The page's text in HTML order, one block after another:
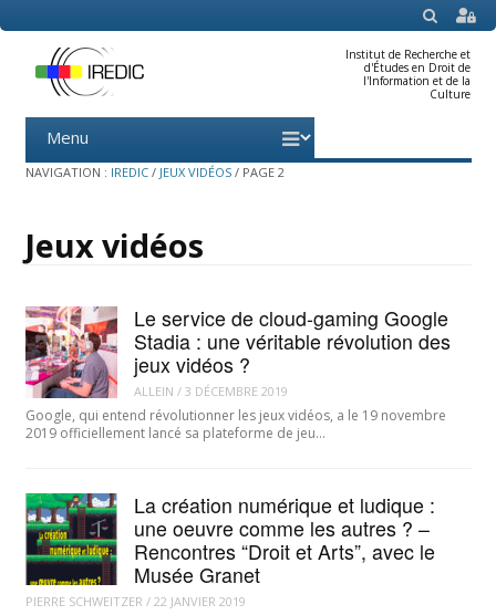
SEARCH
Institut de Recherche et
d'Études en Droit de
l'Information et de la
Culture
Menu
content
NAVIGATION : IREDIC / JEUX VIDÉOS / PAGE 2
Jeux vidéos
Le service de cloud-gaming Google
Stadia : une véritable révolution des
jeux vidéos ?
ALLEIN / 3 DÉCEMBRE 2019
Google, qui entend révolutionner les jeux vidéos, a le 19 novembre
2019 officiellement lancé sa plateforme de jeu…
La création numérique et ludique :
une oeuvre comme les autres ? –
Rencontres “Droit et Arts”, avec le
Musée Granet
PIERRE SCHWEITZER / 22 JANVIER 2019